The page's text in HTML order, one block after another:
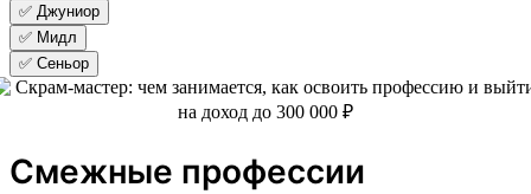
✅ Джуниор
✅ Мидл
✅ Сеньор
Смежные профессии